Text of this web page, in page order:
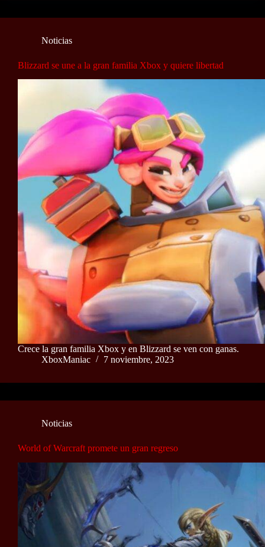
Noticias
Blizzard se une a la gran familia Xbox y quiere libertad
Crece la gran familia Xbox y en Blizzard se ven con ganas.
XboxManiac
7 noviembre, 2023
Noticias
World of Warcraft promete un gran regreso